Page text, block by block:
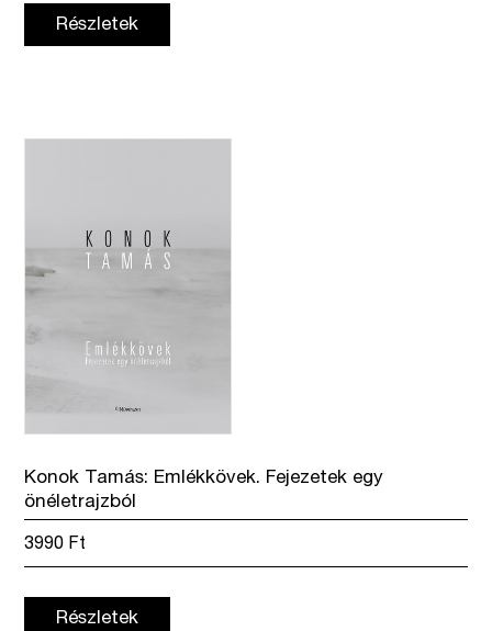
Részletek
Konok Tamás: Emlékkövek. Fejezetek egy
önéletrajzból
3990 Ft
Részletek